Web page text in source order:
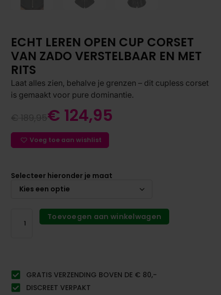
ECHT LEREN OPEN CUP CORSET
VAN ZADO VERSTELBAAR EN MET
RITS
Laat alles zien, behalve je grenzen – dit cupless corset
is gemaakt voor pure dominantie.
€ 124,95
Voeg toe aan wishlist
Selecteer hieronder je maat
Toevoegen aan winkelwagen
GRATIS VERZENDING BOVEN DE € 80,-
DISCREET VERPAKT